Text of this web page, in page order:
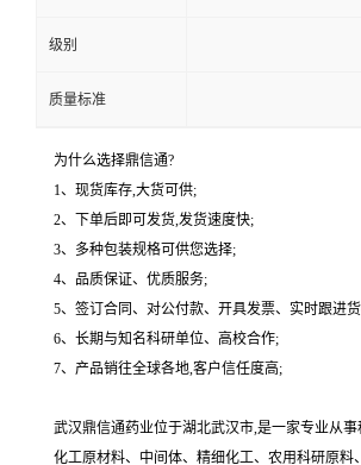
级别
质量标准
为什么选择鼎信通?
1、现货库存,大货可供;
2、下单后即可发货,发货速度快;
3、多种包装规格可供您选择;
4、品质保证、优质服务;
5、签订合同、对公付款、开具发票、实时跟进
6、长期与知名科研单位、高校合作;
7、产品销往全球各地,客户信任度高;
武汉鼎信通药业位于湖北武汉市,是一家专业从
化工原材料、中间体、精细化工、农用科研原料